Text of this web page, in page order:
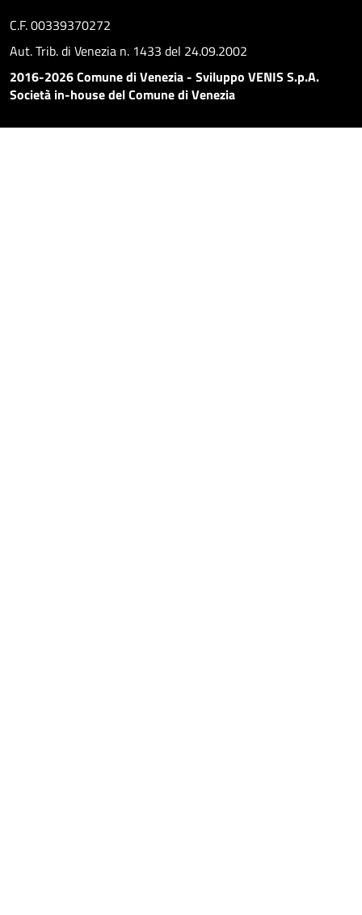
C.F. 00339370272
Aut. Trib. di Venezia n. 1433 del 24.09.2002
2016-2026 Comune di Venezia - Sviluppo VENIS S.p.A.
Società in-house del Comune di Venezia